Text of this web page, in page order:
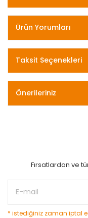
Ürün Yorumları
Taksit Seçenekleri
Önerileriniz
Fırsatlardan ve
* istediğiniz zaman iptal